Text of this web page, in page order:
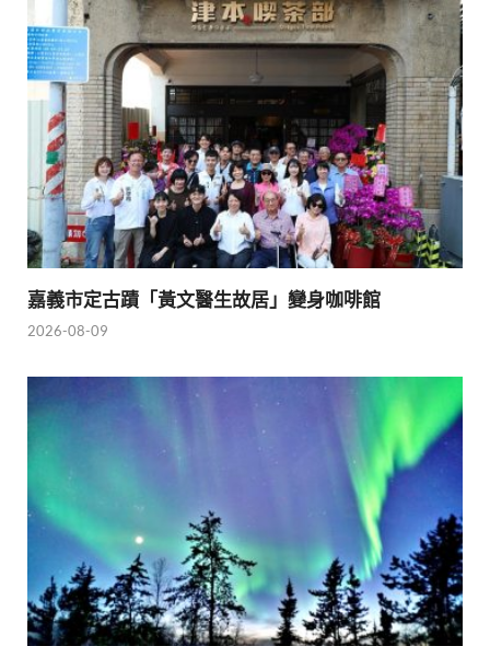
嘉義市定古蹟「黃文醫生故居」變身咖啡館
2026-08-09